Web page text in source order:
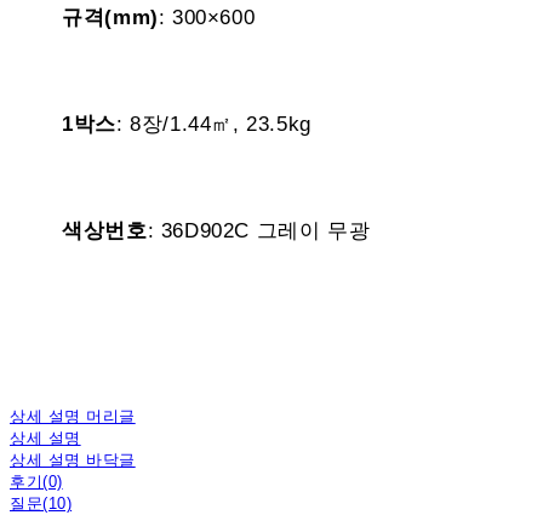
규격(mm): 300×600
1박스: 8장/1.44㎡, 23.5kg
색상번호: 36D902C 그레이 무광
상세 설명 머리글
상세 설명
상세 설명 바닥글
후기(0)
질문(10)